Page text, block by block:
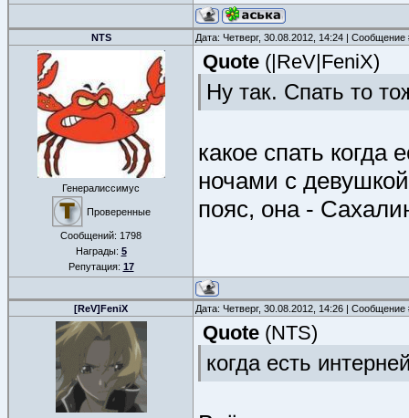
NTS Дата: Четверг, 30.08.2012, 14:24 |
Генералиссимус
Проверенные
Сообщений: 1798
Награды: 5
Репутация: 17
Quote (|ReV|FeniX)
Ну так. Спать то
какое спать
ночами с
пояс, она -
[ReV]FeniX Дата: Четверг, 30.08.2012, 14:26 |
Quote (NTS)
когда есть